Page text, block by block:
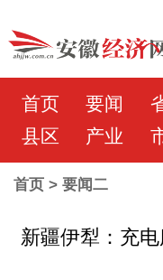
首页 要闻
县区
产业
首页> 要闻二
新疆伊犁：充